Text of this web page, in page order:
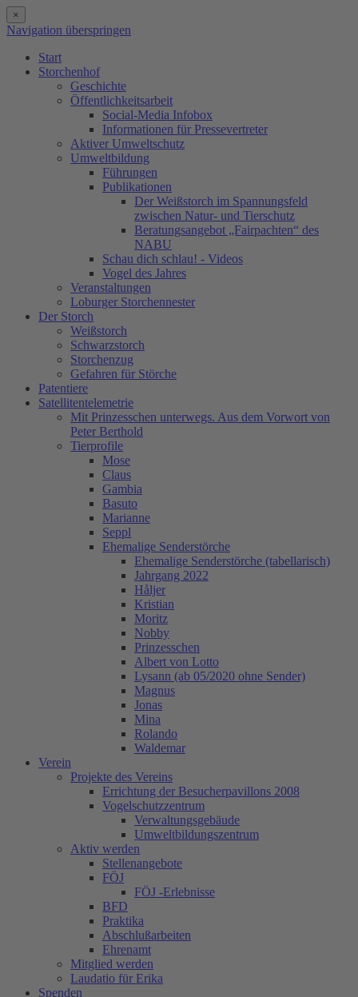
×
Navigation überspringen
Start
Storchenhof
Geschichte
Öffentlichkeitsarbeit
Social-Media Infobox
Informationen für Pressevertreter
Aktiver Umweltschutz
Umweltbildung
Führungen
Publikationen
Der Weißstorch im Spannungsfeld
zwischen Natur- und Tierschutz
Beratungsangebot „Fairpachten“ des
NABU
Schau dich schlau! - Videos
Vogel des Jahres
Veranstaltungen
Loburger Storchennester
Der Storch
Weißstorch
Schwarzstorch
Storchenzug
Gefahren für Störche
Patentiere
Satellitentelemetrie
Mit Prinzesschen unterwegs. Aus dem Vorwort von
Peter Berthold
Tierprofile
Mose
Claus
Gambia
Basuto
Marianne
Seppl
Ehemalige Senderstörche
Ehemalige Senderstörche (tabellarisch)
Jahrgang 2022
Håljer
Kristian
Moritz
Nobby
Prinzesschen
Albert von Lotto
Lysann (ab 05/2020 ohne Sender)
Magnus
Jonas
Mina
Rolando
Waldemar
Verein
Projekte des Vereins
Errichtung der Besucherpavillons 2008
Vogelschutzzentrum
Verwaltungsgebäude
Umweltbildungszentrum
Aktiv werden
Stellenangebote
FÖJ
FÖJ -Erlebnisse
BFD
Praktika
Abschlußarbeiten
Ehrenamt
Mitglied werden
Laudatio für Erika
Spenden